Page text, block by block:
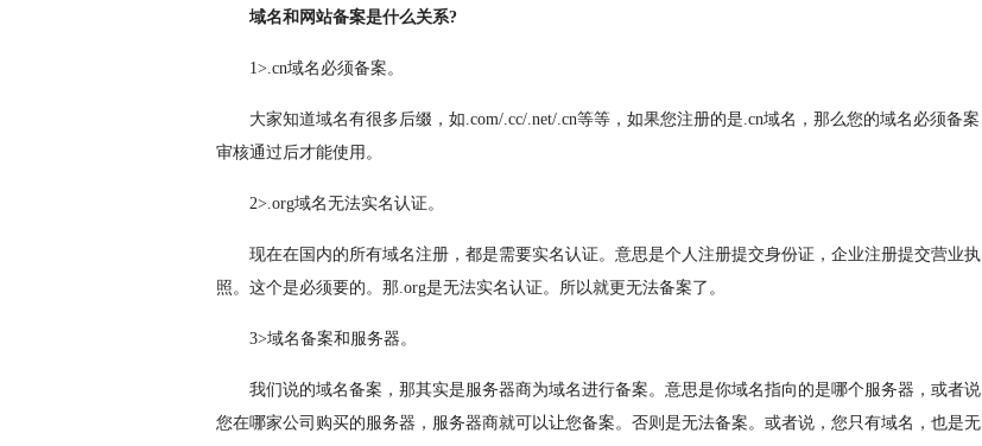
域名和网站备案是什么关系?
1>.cn域名必须备案。
大家知道域名有很多后缀，如.com/.cc/.net/.cn等等，如果您注册的是.cn域名，那么您的域名必须备案
审核通过后才能使用。
2>.org域名无法实名认证。
现在在国内的所有域名注册，都是需要实名认证。意思是个人注册提交身份证，企业注册提交营业执
照。这个是必须要的。那.org是无法实名认证。所以就更无法备案了。
3>域名备案和服务器。
我们说的域名备案，那其实是服务器商为域名进行备案。意思是你域名指向的是哪个服务器，或者说
您在哪家公司购买的服务器，服务器商就可以让您备案。否则是无法备案。或者说，您只有域名，也是无